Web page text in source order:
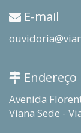
E-mail
Endereço
Avenida
Viana Sede -